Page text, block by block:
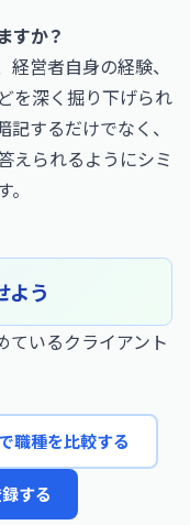
すか？
営者自身の経験、
を深く掘り下げられ
するだけでなく、
えられるようにシミ
よう
ているクライアント
職種を比較する
する